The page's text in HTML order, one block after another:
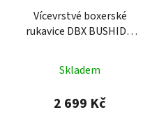
Vícevrstvé boxerské
rukavice DBX BUSHIDO
Skladem
2 699 Kč